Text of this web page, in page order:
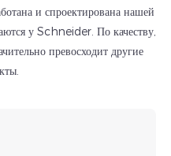
и спроектирована нашей
у Schneider. По качеству,
превосходит другие